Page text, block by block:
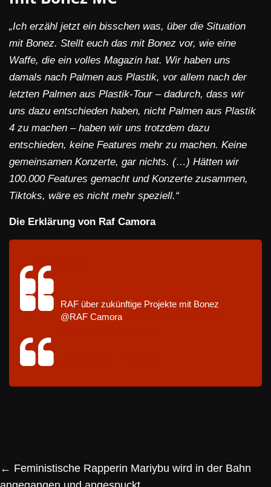
„Ich erzähl jetzt ein bisschen was, über die Situation
mit Bonez. Stellt euch das mit Bonez vor, wie eine
Waffe, die ein volles Magazin hat. Wir haben uns
damals nach Palmen aus Plastik, vor allem nach der
letzten Palmen aus Plastik-Tour – dadurch, dass wir
uns dazu entschieden haben, nicht Palmen aus Plastik
4 zu machen – haben wir uns trotzdem dazu
entschieden, keine Features mehr zu machen. Keine
gemeinsamen Konzerte, gar nichts. (…) Hätten wir
100.000 Features gemacht und Konzerte zusammen,
Tiktoks, wäre es nicht mehr speziell.“
Die Erklärung von Raf Camora
@rr_clipsss
RAF über zukünftige Projekte mit Bonez
@RAF Camora
← Feministische Rapperin Mariybu wird in der Bahn